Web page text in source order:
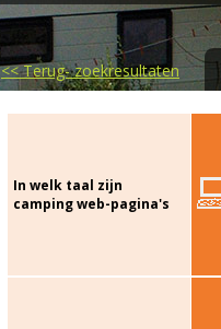
<<Terug- zoekresultaten
In welk taal zijn
camping web-pagina's